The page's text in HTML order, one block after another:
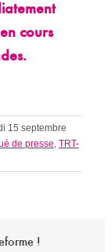
cours
15 septembre
de presse TRT-
!